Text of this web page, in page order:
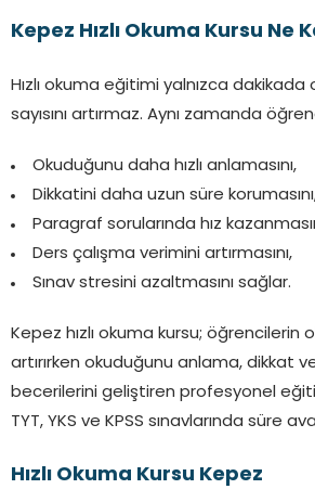
Kepez Hızlı Okuma Kursu Ne
Hızlı okuma eğitimi yalnızca dakikada
sayısını artırmaz. Aynı zamanda
Okuduğunu daha hızlı anlamasını,
Dikkatini daha uzun süre
Paragraf sorularında hız
Ders çalışma verimini artırmasını,
Sınav stresini azaltmasını sağlar.
Kepez hızlı okuma kursu; öğrencilerin
artırırken okuduğunu anlama, dikkat
becerilerini geliştiren profesyonel
TYT, YKS ve KPSS sınavlarında süre
Hızlı Okuma Kursu Kepez